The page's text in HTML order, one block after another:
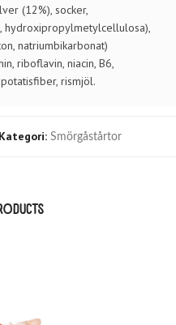
(12%), socker,
hydroxipropylmetylcellulosa),
natriumbikarbonat)
riboflavin, niacin, B6,
rismjöl.
Kategori: Smörgåstårtor